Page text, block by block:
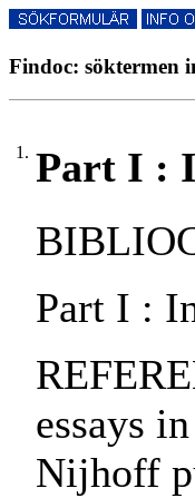
Findoc: söktermen
1. Part I :
Part I :
essays
Nijhoff